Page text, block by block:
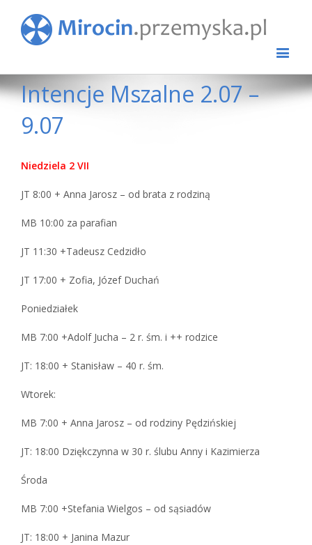
Intencje Mszalne 2.07 –
9.07
Niedziela 2 VII
JT 8:00 + Anna Jarosz – od brata z rodziną
MB 10:00 za parafian
JT 11:30 +Tadeusz Cedzidło
JT 17:00 + Zofia, Józef Duchań
Poniedziałek
MB 7:00 +Adolf Jucha – 2 r. śm. i ++ rodzice
JT: 18:00 + Stanisław – 40 r. śm.
Wtorek:
MB 7:00 + Anna Jarosz – od rodziny Pędzińskiej
JT: 18:00 Dziękczynna w 30 r. ślubu Anny i Kazimierza
Środa
MB 7:00 +Stefania Wielgos – od sąsiadów
JT: 18:00 + Janina Mazur